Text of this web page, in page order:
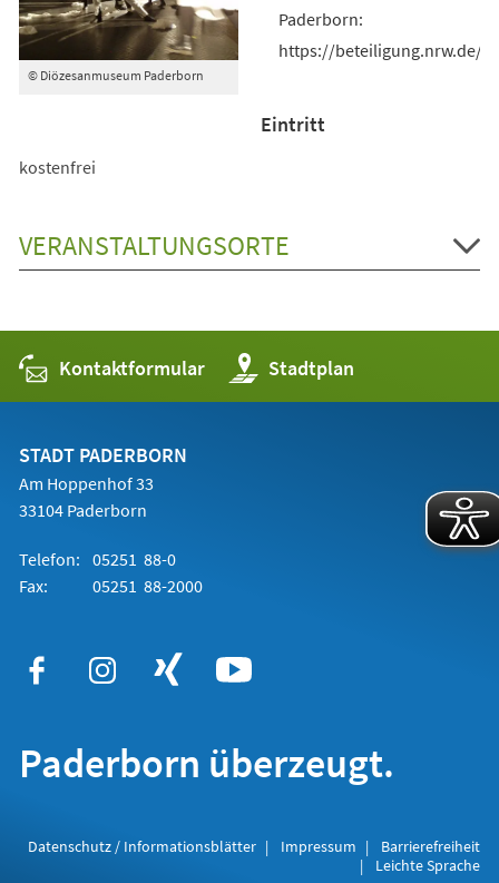
© Diözesanmuseum Paderborn
Paderborn:
https://beteiligung.nrw.de/
Eintritt
kostenfrei
VERANSTALTUNGSORTE
Kontaktformular Stadtplan
(Öffnet
in
einem
STADT PADERBORN
Am Hoppenhof 33
33104 Paderborn
Telefon: 05251 88-0
Fax:
05251 88-2000
Paderborn überzeugt.
Datenschutz / Informationsblätter Impressum
Barrierefreiheit
Leichte Sprache